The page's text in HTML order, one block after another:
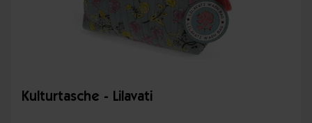
Kulturtasche - Lilavati